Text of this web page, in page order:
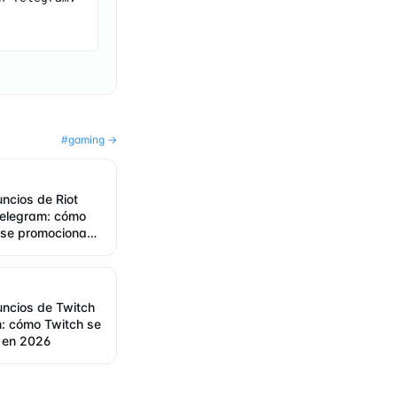
#gaming →
de Riot
cómo
promociona
de Twitch
cómo Twitch se
2026